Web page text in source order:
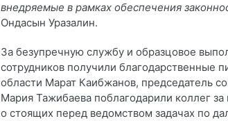
внедряемые в рамках обеспечения
Ондасын Уразалин.
За безупречную службу и образцовое
сотрудников получили благодарственные
области Марат Каибжанов, председатель
Мария Тажибаева поблагодарили коллег
о стоящих перед ведомством задачах по